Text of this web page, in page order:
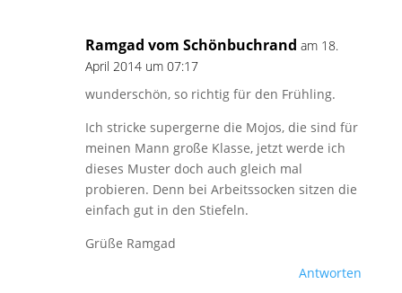
Ramgad vom Schönbuchrand am 18.
April 2014 um 07:17
wunderschön, so richtig für den Frühling.
Ich stricke supergerne die Mojos, die sind für
meinen Mann große Klasse, jetzt werde ich
dieses Muster doch auch gleich mal
probieren. Denn bei Arbeitssocken sitzen die
einfach gut in den Stiefeln.
Grüße Ramgad
Antworten